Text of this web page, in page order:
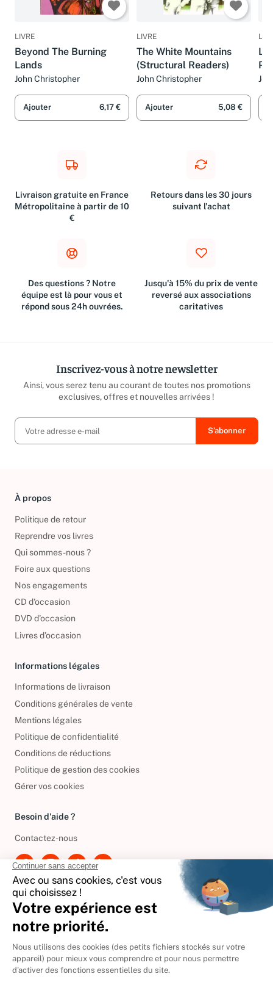
LIVRE
Beyond The Burning
Lands
John Christopher
Ajouter 6,17 €
LIVRE
The White Mountains
(Structural Readers)
John Christopher
Ajouter 5,08 €
La
Livraison gratuite en France
Métropolitaine à partir de 10
€
Retours dans les 30 jours
suivant l'achat
Des questions ? Notre
équipe est là pour vous et
répond sous 24h ouvrées.
Jusqu'à 15% du prix de vente
reversé aux associations
caritatives
Inscrivez-vous à notre newsletter
Ainsi, vous serez tenu au courant de toutes nos promotions
exclusives, offres et nouvelles arrivées !
À propos
Politique de retour
Reprendre vos livres
Qui sommes-nous ?
Foire aux questions
Nos engagements
CD d'occasion
DVD d'occasion
Livres d’occasion
Informations légales
Informations de livraison
Conditions générales de vente
Mentions légales
Politique de confidentialité
Conditions de réductions
Politique de gestion des cookies
Gérer vos cookies
Besoin d'aide ?
Contactez-nous
International
🇪🇸Espagne
🇩🇪Allemagne
🇮🇹 Italie